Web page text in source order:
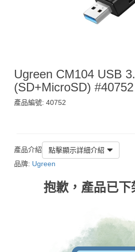
Ugreen CM104 USB
(SD+MicroSD) #40752
產品編號: 40752
產品介紹
點擊顯示詳細介紹
品牌: Ugreen
抱歉，產品已